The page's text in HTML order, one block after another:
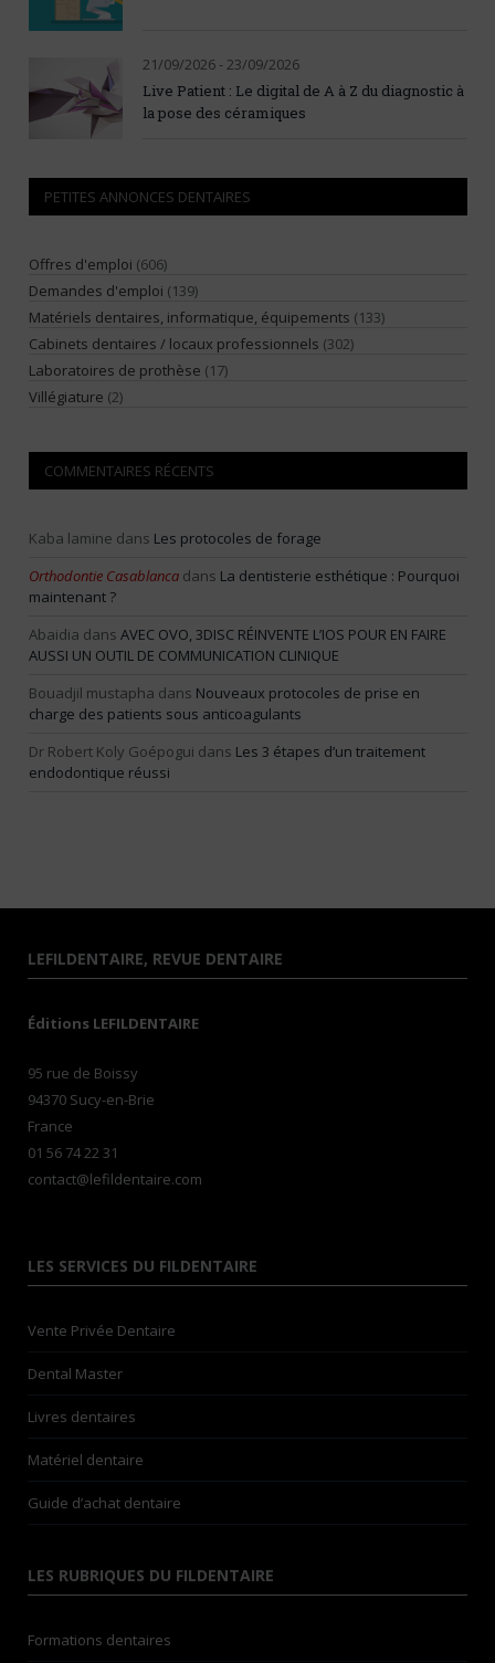
21/09/2026 - 23/09/2026
Live Patient : Le digital de A à Z du diagnostic à
la pose des céramiques
PETITES ANNONCES DENTAIRES
Offres d'emploi (606)
Demandes d'emploi (139)
Matériels dentaires, informatique, équipements (133)
Cabinets dentaires / locaux professionnels (302)
Laboratoires de prothèse (17)
Villégiature (2)
COMMENTAIRES RÉCENTS
Kaba lamine dans Les protocoles de forage
Orthodontie Casablanca dans La dentisterie esthétique : Pourquoi
maintenant ?
Abaidia dans AVEC OVO, 3DISC RÉINVENTE L’IOS POUR EN FAIRE
AUSSI UN OUTIL DE COMMUNICATION CLINIQUE
Bouadjil mustapha dans Nouveaux protocoles de prise en
charge des patients sous anticoagulants
Dr Robert Koly Goépogui dans Les 3 étapes d’un traitement
endodontique réussi
LEFILDENTAIRE, REVUE DENTAIRE
Éditions LEFILDENTAIRE
95 rue de Boissy
94370 Sucy-en-Brie
France
01 56 74 22 31
contact@lefildentaire.com
LES SERVICES DU FILDENTAIRE
Vente Privée Dentaire
Dental Master
Livres dentaires
Matériel dentaire
Guide d’achat dentaire
LES RUBRIQUES DU FILDENTAIRE
Formations dentaires